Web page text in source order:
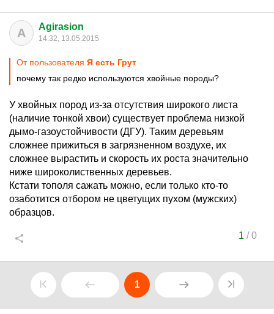
A Agirasion
14:32, 13.05.2015
От пользователя Я есть Грут
почему так редко используются хвойные породы?
У хвойных пород из-за отсутствия широкого листа
(наличие тонкой хвои) существует проблема низкой
дымо-газоустойчивости (ДГУ). Таким деревьям
сложнее прижиться в загрязненном воздухе, их
сложнее вырастить и скорость их роста значительно
ниже широколиственных деревьев.
Кстати тополя сажать можно, если только кто-то
озаботится отбором не цветущих пухом (мужских)
образцов.
1 /0
1